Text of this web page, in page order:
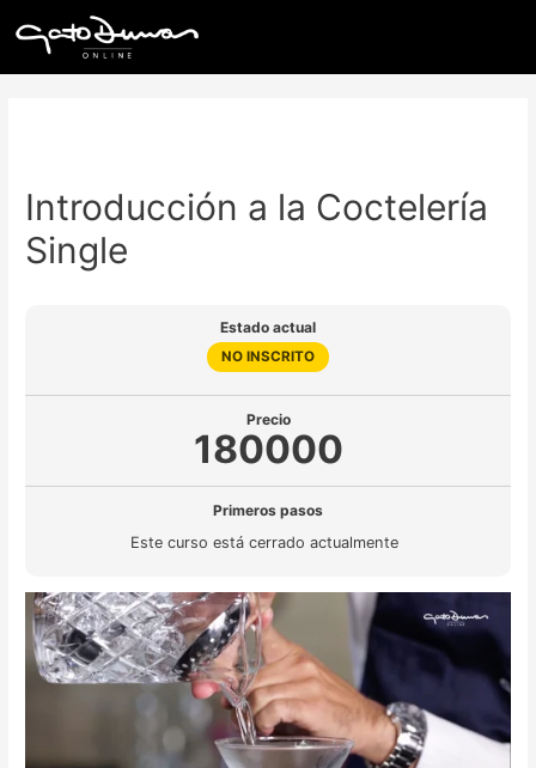
Introducción a la Coctelería
Single
Estado actual
NO INSCRITO
Precio
180000
Primeros pasos
Este curso está cerrado actualmente